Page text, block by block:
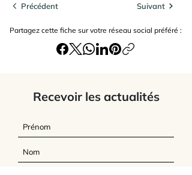
Précédent Suivant
Partagez cette fiche sur votre réseau social préféré :
Recevoir les actualités